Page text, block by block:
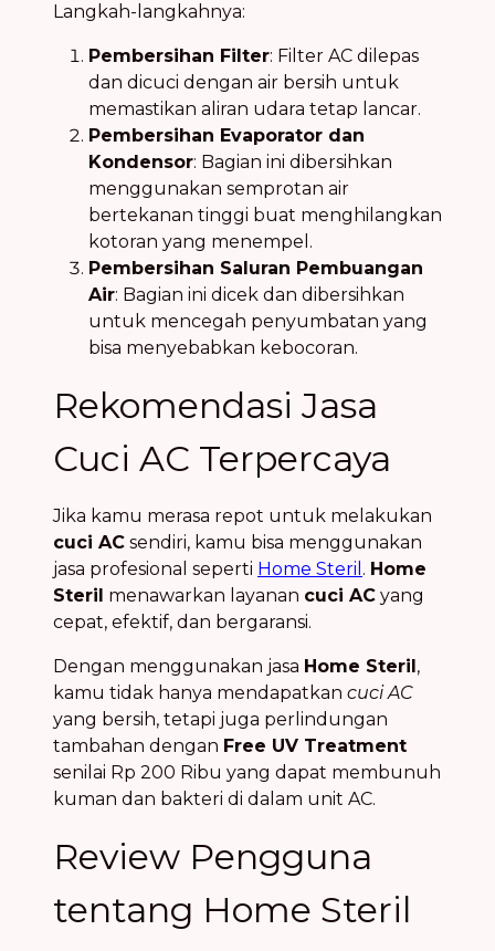
Langkah-langkahnya:
Pembersihan Filter: Filter AC dilepas
dan dicuci dengan air bersih untuk
memastikan aliran udara tetap lancar.
Pembersihan Evaporator dan
Kondensor: Bagian ini dibersihkan
menggunakan semprotan air
bertekanan tinggi buat menghilangkan
kotoran yang menempel.
Pembersihan Saluran Pembuangan
Air: Bagian ini dicek dan dibersihkan
untuk mencegah penyumbatan yang
bisa menyebabkan kebocoran.
Rekomendasi Jasa
Cuci AC Terpercaya
Jika kamu merasa repot untuk melakukan
cuci AC sendiri, kamu bisa menggunakan
jasa profesional seperti Home Steril . Home
Steril menawarkan layanan cuci AC yang
cepat, efektif, dan bergaransi.
Dengan menggunakan jasa Home Steril ,
kamu tidak hanya mendapatkan cuci AC
yang bersih, tetapi juga perlindungan
tambahan dengan Free UV Treatment
senilai Rp 200 Ribu yang dapat membunuh
kuman dan bakteri di dalam unit AC.
Review Pengguna
tentang Home Steril